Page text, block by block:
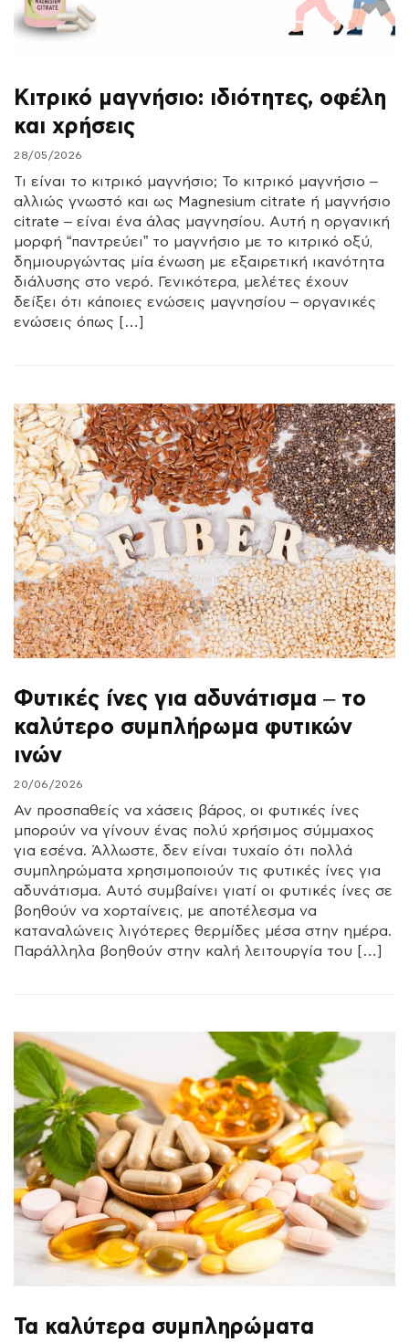
Κιτρικό μαγνήσιο: ιδιότητες, οφέλη
και χρήσεις
28/05/2026
Τι είναι το κιτρικό μαγνήσιο; Το κιτρικό μαγνήσιο –
αλλιώς γνωστό και ως Magnesium citrate ή μαγνήσιο
citrate – είναι ένα άλας μαγνησίου. Αυτή η οργανική
μορφή “παντρεύει” το μαγνήσιο με το κιτρικό οξύ,
δημιουργώντας μία ένωση με εξαιρετική ικανότητα
διάλυσης στο νερό. Γενικότερα, μελέτες έχουν
δείξει ότι κάποιες ενώσεις μαγνησίου – οργανικές
ενώσεις όπως […]
Φυτικές ίνες για αδυνάτισμα – το
καλύτερο συμπλήρωμα φυτικών
ινών
20/06/2026
Αν προσπαθείς να χάσεις βάρος, οι φυτικές ίνες
μπορούν να γίνουν ένας πολύ χρήσιμος σύμμαχος
για εσένα. Άλλωστε, δεν είναι τυχαίο ότι πολλά
συμπληρώματα χρησιμοποιούν τις φυτικές ίνες για
αδυνάτισμα. Αυτό συμβαίνει γιατί οι φυτικές ίνες σε
βοηθούν να χορταίνεις, με αποτέλεσμα να
καταναλώνεις λιγότερες θερμίδες μέσα στην ημέρα.
Παράλληλα βοηθούν στην καλή λειτουργία του […]
Τα καλύτερα συμπληρώματα